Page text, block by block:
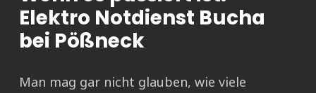
Elektro Notdienst Bucha
bei Pößneck
Man mag gar nicht glauben, wie viele